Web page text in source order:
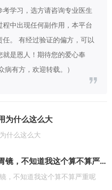
学习，选方请咨询专业医生
中出现任何副作用，本平台
。 有经过验证的偏方，可以
是恩人！期待您的爱心奉
有方，欢迎转载。）
为什么这么大
什么这么大
今天去做了胃镜，不知道我这个算不算严重呢
，不知道我这个算不算严重呢